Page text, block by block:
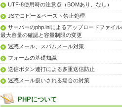
UTF-8使用時の注意点（BOMあり、なし）
JSでコピー＆ペースト禁止処理
サーバーのphp.iniによるアップロードファイル
最大容量の確認と容量制限の変更
迷惑メール、スパムメール対策
フォームの基礎知識
送信ボタン連打による多重送信防止
迷惑メール扱いされる場合の対策
PHPについて